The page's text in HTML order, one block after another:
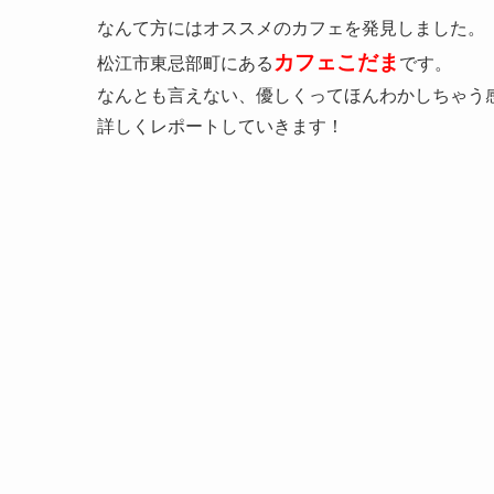
なんて方にはオススメのカフェを発見しました。
松江市東忌部町にある カフェこだま です。
なんとも言えない、優しくってほんわかしちゃう
詳しくレポートしていきます！